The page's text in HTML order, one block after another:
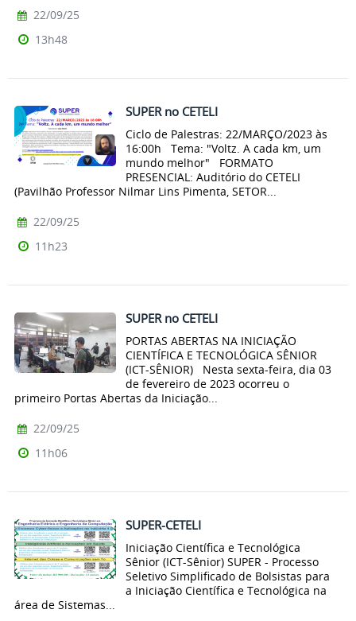
22/09/25
13h48
SUPER no CETELI
Ciclo de Palestras: 22/MARÇO/2023 às
16:00h Tema: "Voltz. A cada km, um
mundo melhor" FORMATO
PRESENCIAL: Auditório do CETELI
(Pavilhão Professor Nilmar Lins Pimenta, SETOR...
22/09/25
11h23
SUPER no CETELI
PORTAS ABERTAS NA INICIAÇÃO
CIENTÍFICA E TECNOLÓGICA SÊNIOR
(ICT-SÊNIOR) Nesta sexta-feira, dia 03
de fevereiro de 2023 ocorreu o
primeiro Portas Abertas da Iniciação...
22/09/25
11h06
SUPER-CETELI
Iniciação Científica e Tecnológica
Sênior (ICT-Sênior) SUPER - Processo
Seletivo Simplificado de Bolsistas para
a Iniciação Científica e Tecnológica na
área de Sistemas...